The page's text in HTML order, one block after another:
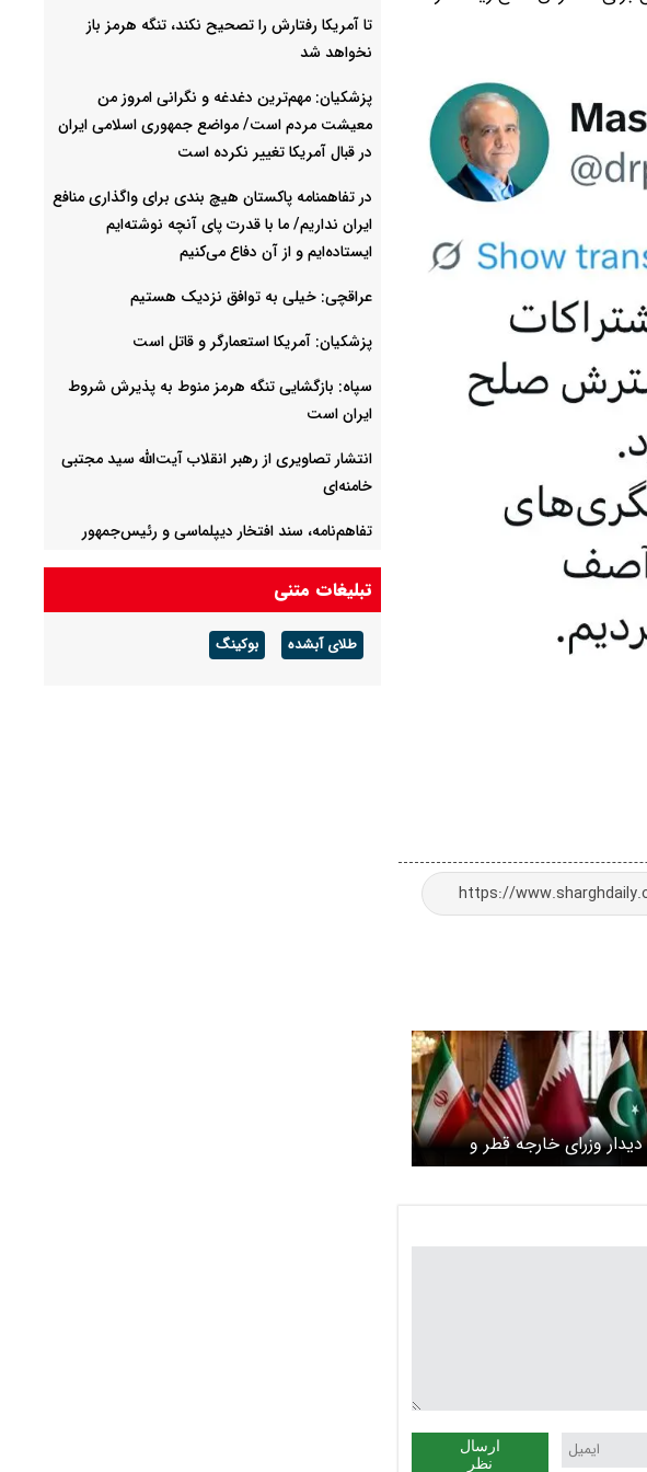
دیدار وزرای خارجه قطر و
فرانسه در سوئیس با محوریت
ارسال
نظر
تا آمریکا رفتارش را تصحیح نکند، تنگه هرمز باز
نخواهد شد
پزشکیان: مهم‌ترین دغدغه و نگرانی امروز من
معیشت مردم است/ مواضع جمهوری اسلامی ایران
در قبال آمریکا تغییر نکرده است
در تفاهمنامه پاکستان هیچ بندی برای واگذاری منافع
ایران نداریم/ ما با قدرت پای آنچه نوشته‌ایم
ایستاده‌ایم و از آن دفاع می‌کنیم
عراقچی: خیلی به توافق نزدیک هستیم
پزشکیان: آمریکا استعمارگر و قاتل است
سپاه: بازگشایی تنگه هرمز منوط به پذیرش شروط
ایران است
انتشار تصاویری از رهبر انقلاب آیت‌الله سید مجتبی
خامنه‌ای
تفاهم‌نامه، سند افتخار دیپلماسی و رئیس‌جمهور
تکلیف پرونده کرسنت مشخص شد؟
سخنگوی قوه قضاییه به خبرنگاران در روز خبرنگار
تبلیغات متنی
طلای آبشده بوکینگ